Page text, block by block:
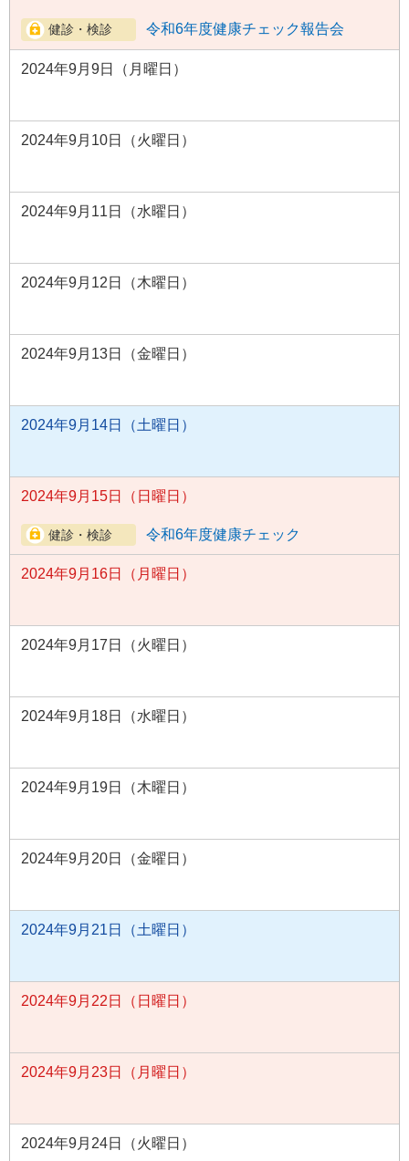
令和6年度健康チェック報告会
2024年9月9日（月曜日）
2024年9月10日（火曜日）
2024年9月11日（水曜日）
2024年9月12日（木曜日）
2024年9月13日（金曜日）
2024年9月14日（土曜日）
2024年9月15日（日曜日）
令和6年度健康チェック
2024年9月16日（月曜日）
2024年9月17日（火曜日）
2024年9月18日（水曜日）
2024年9月19日（木曜日）
2024年9月20日（金曜日）
2024年9月21日（土曜日）
2024年9月22日（日曜日）
2024年9月23日（月曜日）
2024年9月24日（火曜日）